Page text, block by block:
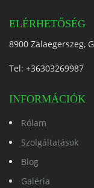
ELÉRHETŐSÉG
8900 Zalaegerszeg,
Tel: +36303269987
INFORMÁCIÓK
Rólam
Szolgáltatások
Blog
Galéria